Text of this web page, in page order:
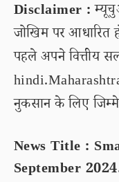
Disclaimer :
जोखिम पर आधारित
पहले अपने वित्तीय
नुकसान के लिए
News Title :
September